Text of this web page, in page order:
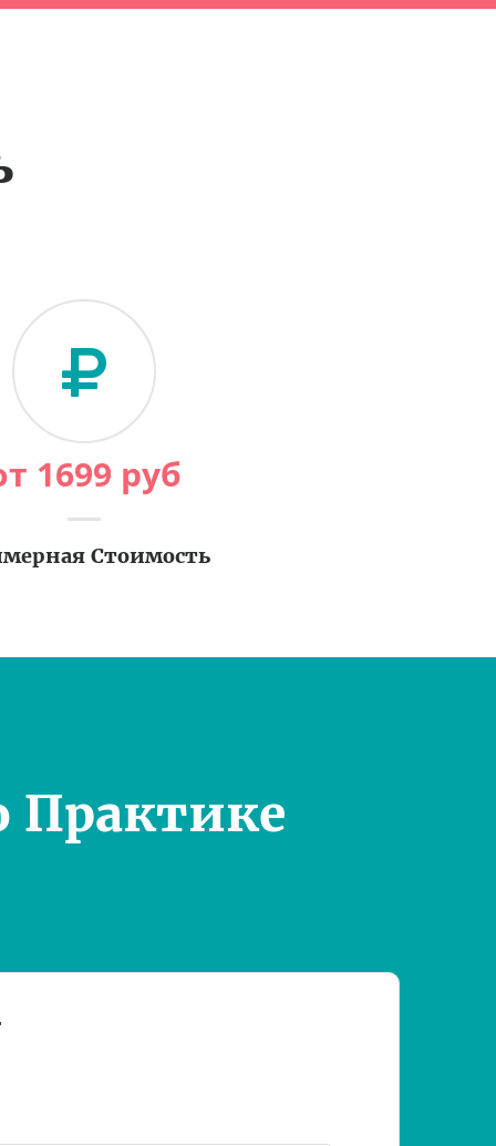
1699 руб
Стоимость
Практике